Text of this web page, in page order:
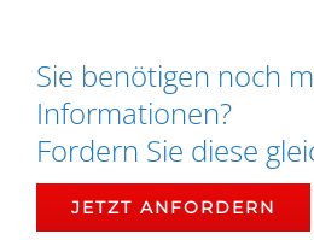
Sie benötigen noch
Informationen?
Fordern Sie diese
JETZT ANFORDERN